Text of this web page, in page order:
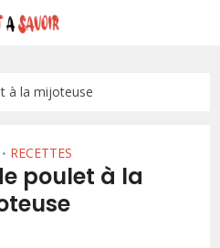
à la mijoteuse
• RECETTES
poulet à la